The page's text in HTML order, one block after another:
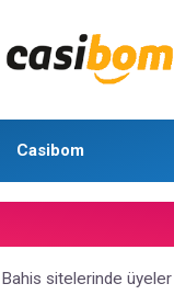
Casibom
Bahis sitelerinde